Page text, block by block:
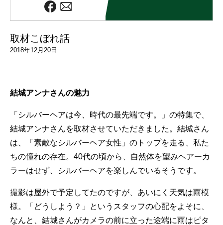
取材こぼれ話
2018年12月20日
結城アンナさんの魅力
「シルバーヘアは今、時代の最先端です。」の特集で、
結城アンナさんを取材させていただきました。結城さん
は、「素敵なシルバーヘア女性」のトップを走る、私た
ちの憧れの存在。40代の頃から、自然体を望みヘアーカ
ラーはせず、シルバーヘアを楽しんでいるそうです。
撮影は屋外で予定してたのですが、あいにく天気は雨模
様。「どうしよう？」というスタッフの心配をよそに、
なんと、結城さんがカメラの前に立った途端に雨はピタ